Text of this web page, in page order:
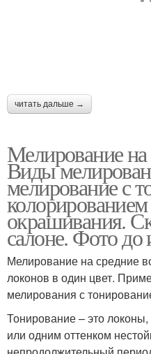
читать дальше →
Мелирование
Виды
мелирование с
окрашивания.
салоне. Фото до
Мелирование на средние
локонов в один цвет.
мелирования с
Тонирование – это
или одним оттенком